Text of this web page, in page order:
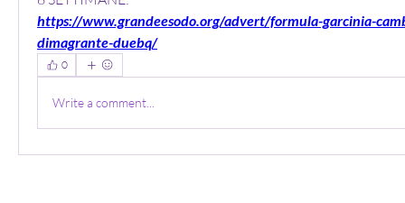
https://www.grandeesodo.org/advert/formula-garcinia-
dimagrante-duebq/
0
Write a comment...